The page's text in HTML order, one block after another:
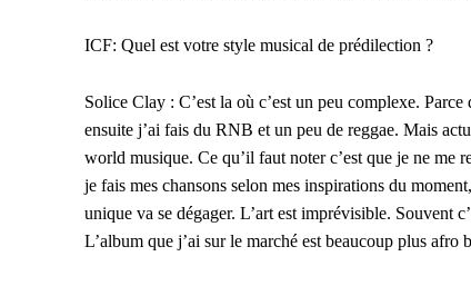
ICF: Quel est votre style musical de prédilection ?
Solice Clay : C’est la où c’est un peu complexe.
ensuite j’ai fais du RNB et un peu de reggae. Mais
world musique. Ce qu’il faut noter c’est que je ne me
je fais mes chansons selon mes inspirations du
unique va se dégager. L’art est imprévisible. Souvent
L’album que j’ai sur le marché est beaucoup plus afro